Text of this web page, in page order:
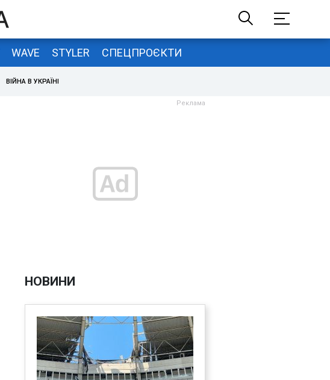
WAVE STYLER СПЕЦПРОЄКТИ
ВІЙНА В УКРАЇНІ
НОВИНИ